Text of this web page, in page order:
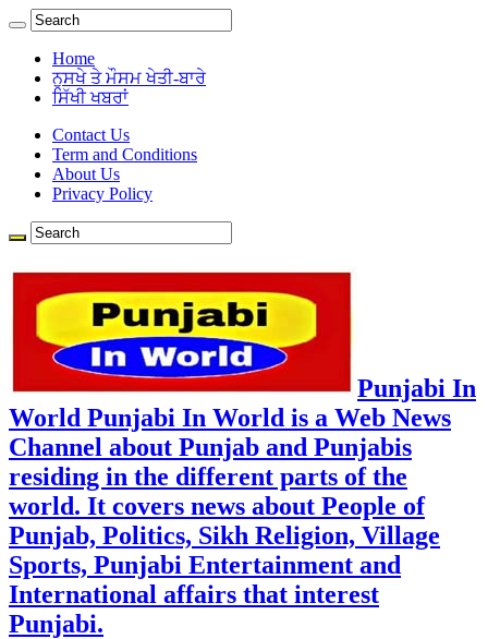
Home
ਨੁਸਖੇ ਤੇ ਮੌਸਮ ਖੇਤੀ-ਬਾਰੇ
ਸਿੱਖੀ ਖਬਰਾਂ
Contact Us
Term and Conditions
About Us
Privacy Policy
Punjabi In
World Punjabi In World is a Web News
Channel about Punjab and Punjabis
residing in the different parts of the
world. It covers news about People of
Punjab, Politics, Sikh Religion, Village
Sports, Punjabi Entertainment and
International affairs that interest
Punjabi.